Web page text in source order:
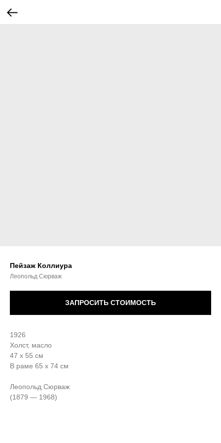
Пейзаж Коллиура
Леопольд Сюрваж
ЗАПРОСИТЬ СТОИМОСТЬ
1926
Холст, масло
47 х 55 см
В раме 65 х 74 см
Леопольд Сюрваж
(1879 — 1968)